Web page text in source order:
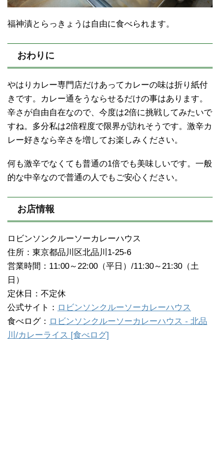
福神漬とらっきょうは自由に食べられます。
おわりに
やはりカレー専門店だけあってカレーの味は折り紙付
きです。カレー通をうならせるだけの事はあります。
辛さが自由自在なので、今度は2倍に挑戦してみたいで
すね。多分私は2倍程度で限界が訪れそうです。激辛カ
レー好きなら辛さを増してお楽しみください。
何も激辛でなくても普通の1倍でも美味しいです。一般
的な中辛なので普通の人でもご安心ください。
お店情報
ロビンソンクルーソーカレーハウス
住所：東京都品川区北品川1-25-6
営業時間：11:00～22:00（平日）/11:30～21:30（土
日）
定休日：不定休
公式サイト： ロビンソンクルーソーカレーハウス
食べログ： ロビンソンクルーソーカレーハウス - 北品
川/カレーライス [食べログ]